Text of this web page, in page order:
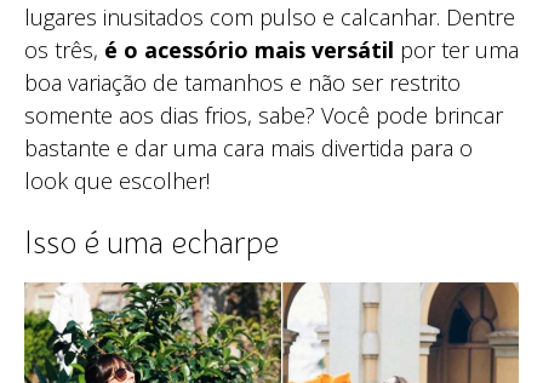
lugares inusitados com pulso e calcanhar. Dentre
os três, é o acessório mais versátil por ter uma
boa variação de tamanhos e não ser restrito
somente aos dias frios, sabe? Você pode brincar
bastante e dar uma cara mais divertida para o
look que escolher!
Isso é uma echarpe